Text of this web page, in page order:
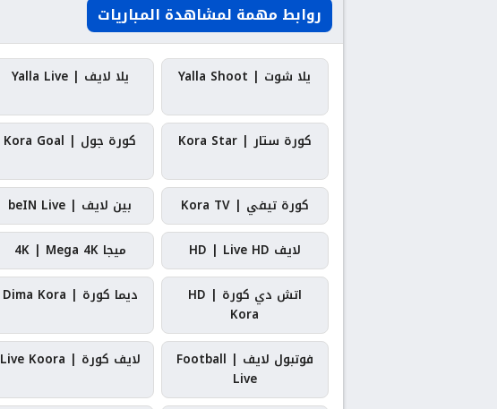
روابط مهمة لمشاهدة المباريات
يلا شوت | Yalla Shoot يلا لايف | Yalla Live
كورة ستار | Kora Star
كورة جول | Kora Goal
كورة تيفي | Kora TV بين لايف | beIN Live
لايف HD | Live HD
ميجا 4K | Mega 4K
اتش دي كورة | HD
Kora
ديما كورة | Dima Kora
فوتبول لايف | Football
Live
لايف كورة | Live Koora